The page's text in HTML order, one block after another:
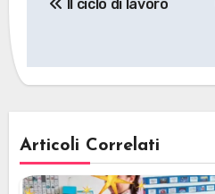
Il ciclo di lavoro
Articoli Correlati